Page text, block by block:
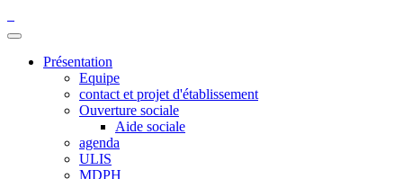
Présentation
Equipe
contact et projet d'établissement
Ouverture sociale
Aide sociale
agenda
ULIS
MDPH